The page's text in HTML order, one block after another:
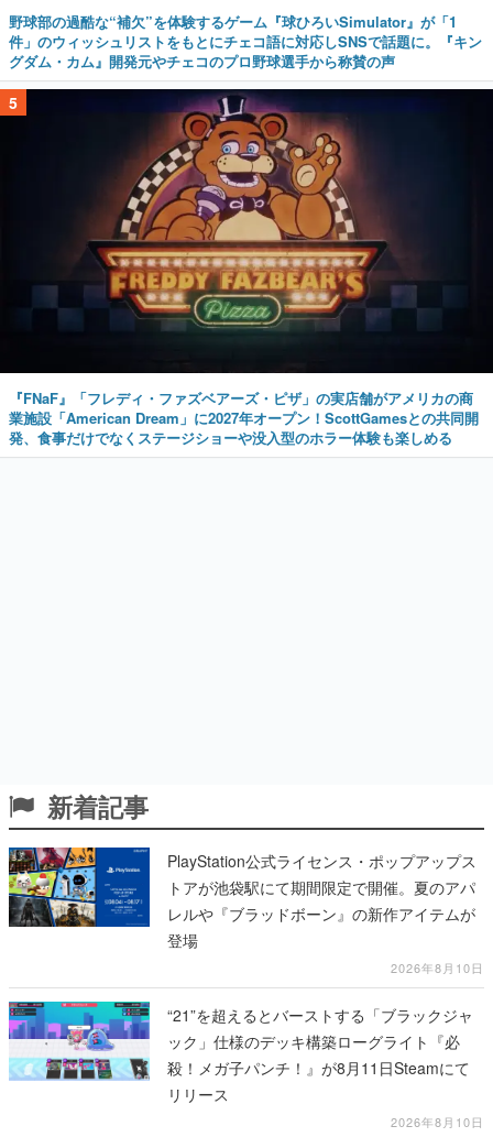
野球部の過酷な“補欠”を体験するゲーム『球ひろいSimulator』が「1
件」のウィッシュリストをもとにチェコ語に対応しSNSで話題に。『キン
グダム・カム』開発元やチェコのプロ野球選手から称賛の声
5
『FNaF』「フレディ・ファズベアーズ・ピザ」の実店舗がアメリカの商
業施設「American Dream」に2027年オープン！ScottGamesとの共同開
発、食事だけでなくステージショーや没入型のホラー体験も楽しめる
新着記事
PlayStation公式ライセンス・ポップアップス
トアが池袋駅にて期間限定で開催。夏のアパ
レルや『ブラッドボーン』の新作アイテムが
登場
2026年8月10日
“21”を超えるとバーストする「ブラックジャ
ック」仕様のデッキ構築ローグライト『必
殺！メガ子パンチ！』が8月11日Steamにて
リリース
2026年8月10日